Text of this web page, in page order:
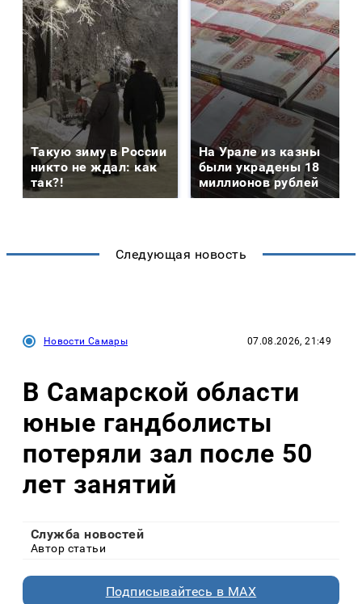
Такую зиму в России
никто не ждал: как
так?!
На Урале из казны
были украдены 18
миллионов рублей
Следующая новость
Новости Самары 07.08.2026, 21:49
В Самарской области
юные гандболисты
потеряли зал после 50
лет занятий
Служба новостей
Автор статьи
Подписывайтесь в MAX